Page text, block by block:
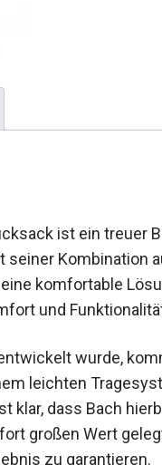
ist ein treuer
sind. Mit
Materialien bietet
ohne dabei an
wurde,
leichten
dass Bach
großen Wert